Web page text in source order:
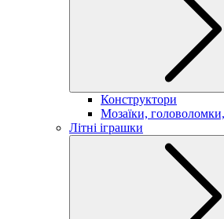
Конструктори
Мозаїки,
Літні іграшки